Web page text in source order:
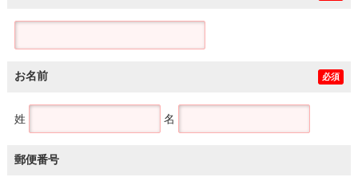
お名前 必須
姓 名
郵便番号